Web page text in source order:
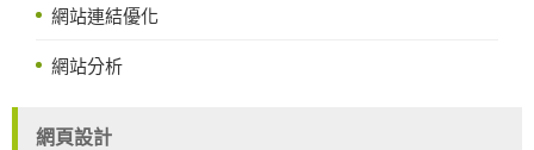
網站連結優化
網站分析
網頁設計